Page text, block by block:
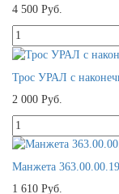
4 500 Руб.
Трос УРАЛ с
2 000 Руб.
Манжета
1 610 Руб.